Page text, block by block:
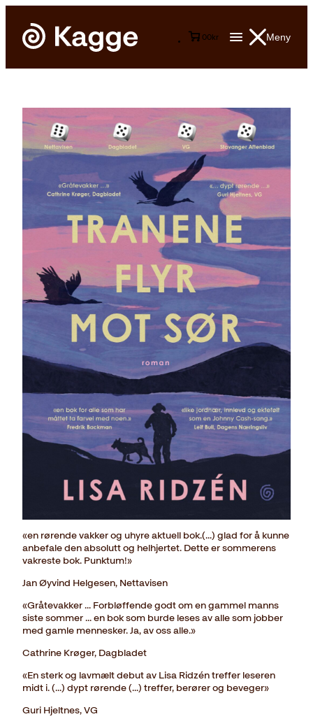
Meny
00kr
«en rørende vakker og uhyre aktuell bok.(...) glad for å kunne
anbefale den absolutt og helhjertet. Dette er sommerens
vakreste bok. Punktum!»
Jan Øyvind Helgesen, Nettavisen
«Gråtevakker ... Forbløffende godt om en gammel manns
siste sommer ... en bok som burde leses av alle som jobber
med gamle mennesker. Ja, av oss alle.»
Cathrine Krøger, Dagbladet
«En sterk og lavmælt debut av Lisa Ridzén treffer leseren
midt i. (...) dypt rørende (...) treffer, berører og beveger»
Guri Hjeltnes, VG